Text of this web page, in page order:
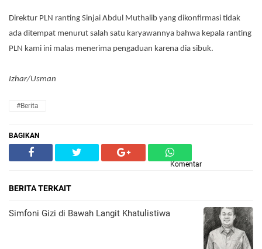
Direktur PLN ranting Sinjai Abdul Muthalib yang dikonfirmasi tidak
ada ditempat menurut salah satu karyawannya bahwa kepala ranting
PLN kami ini malas menerima pengaduan karena dia sibuk.
Izhar/Usman
#Berita
BAGIKAN
Komentar
BERITA TERKAIT
​Simfoni Gizi di Bawah Langit Khatulistiwa